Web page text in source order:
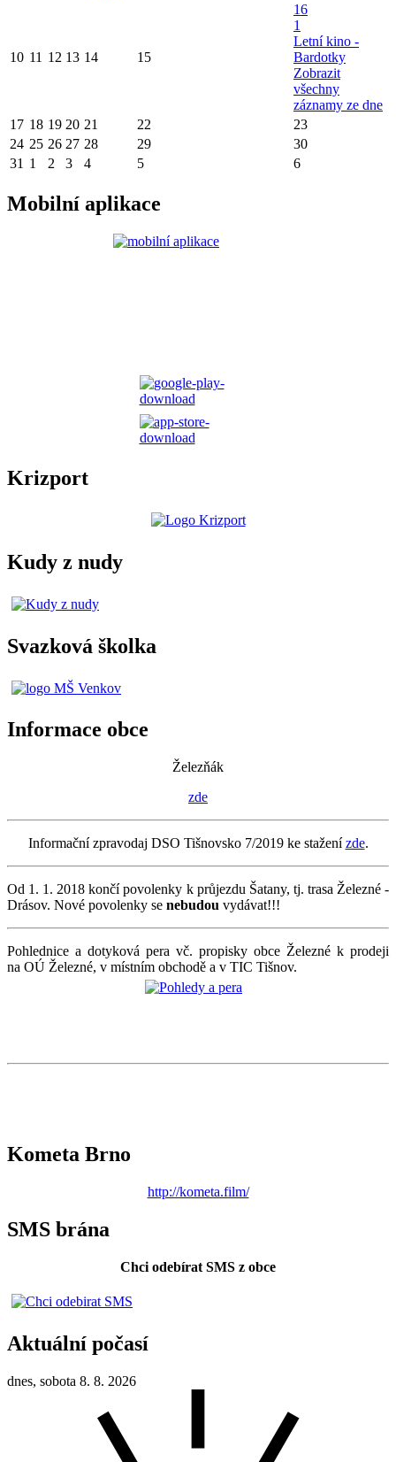
10 11 12 13 14 15
16
1
Letní kino -
Bardotky
Zobrazit
všechny
záznamy ze dne
17 18 19 20 21 22
23
24 25 26 27 28 29
30
31 1 2 3 4 5 6
Mobilní aplikace
Krizport
Kudy z nudy
Svazková školka
Informace obce
Železňák
zde
Informační zpravodaj DSO Tišnovsko 7/2019 ke staženízde.
Od 1. 1. 2018 končí povolenky k průjezdu Šatany, tj. trasa Železné -
Drásov. Nové povolenky se nebudou vydávat!!!
Pohlednice a dotyková pera vč. propisky obce Železné k prodeji
na OÚ Železné, v místním obchodě a v TIC Tišnov.
Kometa Brno
http://kometa.film/
SMS brána
Chci odebírat SMS z obce
Aktuální počasí
dnes, sobota 8. 8. 2026